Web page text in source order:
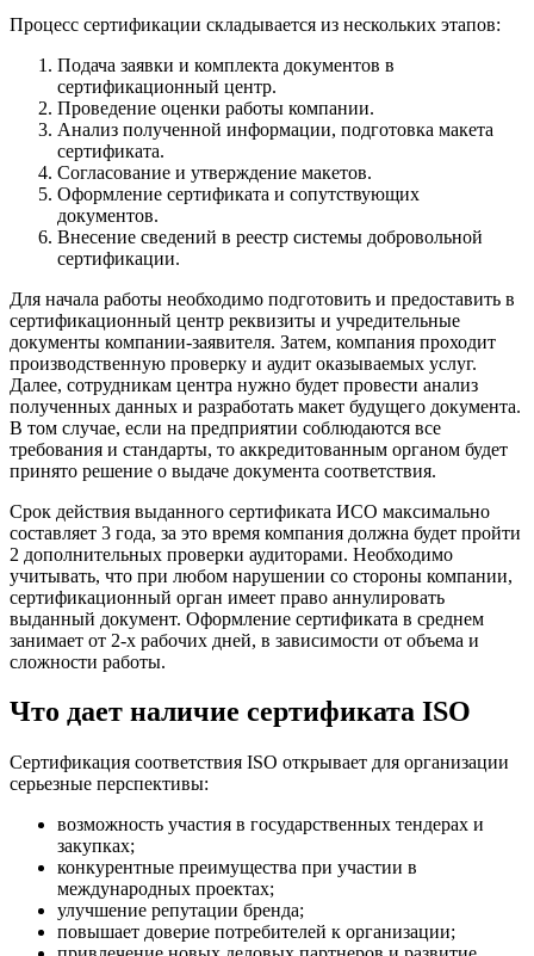
Процесс сертификации складывается из нескольких этапов:
Подача заявки и комплекта документов в
сертификационный центр.
Проведение оценки работы компании.
Анализ полученной информации, подготовка макета
сертификата.
Согласование и утверждение макетов.
Оформление сертификата и сопутствующих
документов.
Внесение сведений в реестр системы добровольной
сертификации.
Для начала работы необходимо подготовить и предоставить в
сертификационный центр реквизиты и учредительные
документы компании-заявителя. Затем, компания проходит
производственную проверку и аудит оказываемых услуг.
Далее, сотрудникам центра нужно будет провести анализ
полученных данных и разработать макет будущего документа.
В том случае, если на предприятии соблюдаются все
требования и стандарты, то аккредитованным органом будет
принято решение о выдаче документа соответствия.
Срок действия выданного сертификата ИСО максимально
составляет 3 года, за это время компания должна будет пройти
2 дополнительных проверки аудиторами. Необходимо
учитывать, что при любом нарушении со стороны компании,
сертификационный орган имеет право аннулировать
выданный документ. Оформление сертификата в среднем
занимает от 2-х рабочих дней, в зависимости от объема и
сложности работы.
Что дает наличие сертификата ISO
Сертификация соответствия ISO открывает для организации
серьезные перспективы:
возможность участия в государственных тендерах и
закупках;
конкурентные преимущества при участии в
международных проектах;
улучшение репутации бренда;
повышает доверие потребителей к организации;